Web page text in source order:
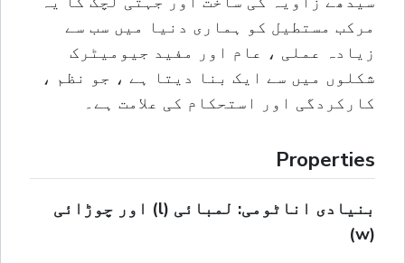
مرکب مستطیل کو ہماری دنیا میں سب سے
زیادہ عملی ، عام اور مفید جیومیٹرک
شکلوں میں سے ایک بنا دیتا ہے ، جو نظم ،
کارکردگی اور استحکام کی علامت ہے۔
Properties
بنیادی اناٹومی: لمبائی (l) اور چوڑائی
(w)